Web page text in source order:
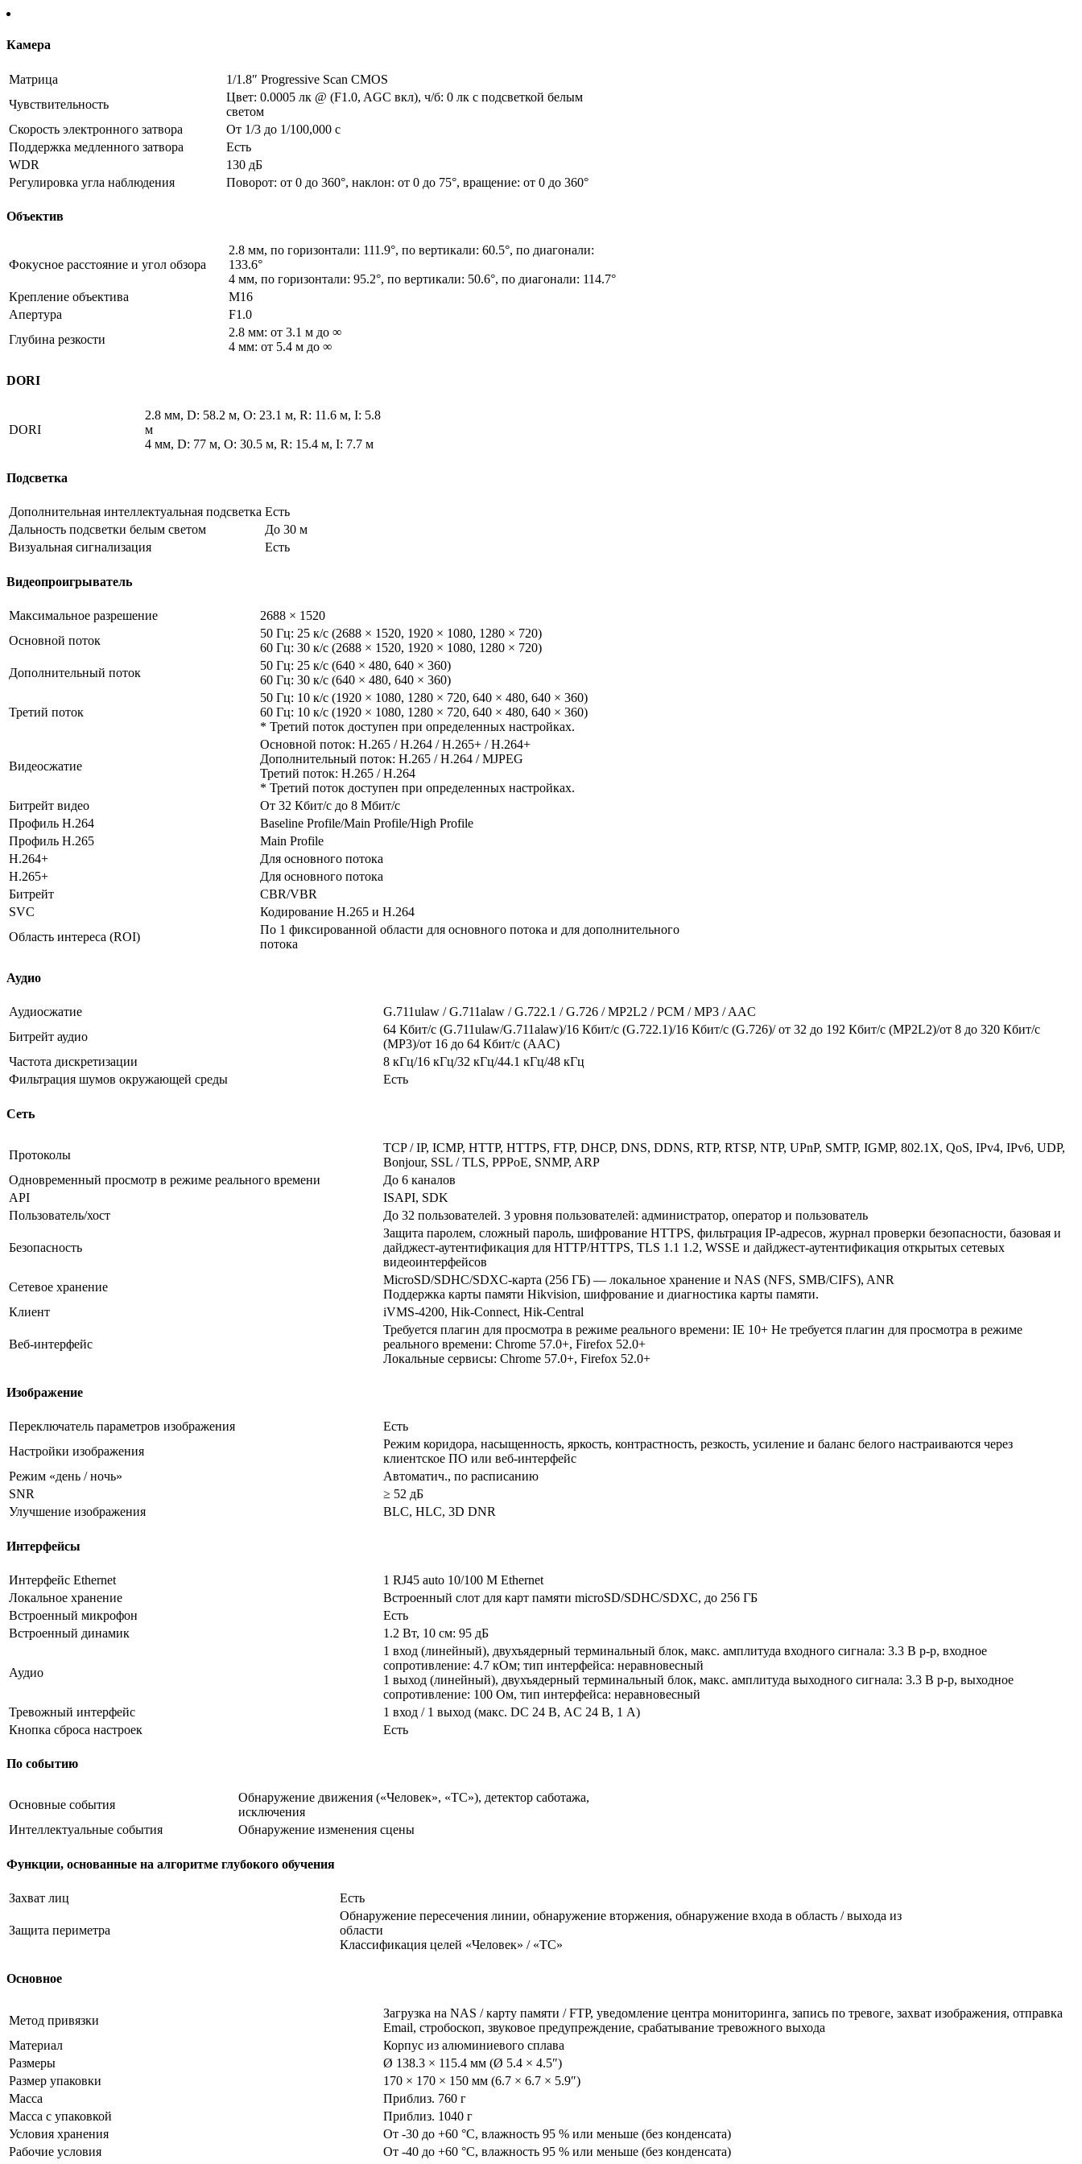
Камера
Матрица
1/1.8″ Progressive Scan CMOS
Чувствительность
Цвет: 0.0005 лк @ (F1.0, AGC вкл), ч/б: 0 лк с подсветкой белым
светом
Скорость электронного затвора
От 1/3 до 1/100,000 с
Поддержка медленного затвора
Есть
WDR
130 дБ
Регулировка угла наблюдения
Поворот: от 0 до 360°, наклон: от 0 до 75°, вращение: от 0 до 360°
Объектив
Фокусное расстояние и угол обзора
2.8 мм, по горизонтали: 111.9°, по вертикали: 60.5°, по диагонали:
133.6°
4 мм, по горизонтали: 95.2°, по вертикали: 50.6°, по диагонали: 114.7°
Крепление объектива
M16
Апертура
F1.0
Глубина резкости
2.8 мм: от 3.1 м до ∞
4 мм: от 5.4 м до ∞
DORI
DORI
2.8 мм, D: 58.2 м, O: 23.1 м, R: 11.6 м, I: 5.8
м
4 мм, D: 77 м, O: 30.5 м, R: 15.4 м, I: 7.7 м
Подсветка
Дополнительная интеллектуальная подсветка Есть
Дальность подсветки белым светом
До 30 м
Визуальная сигнализация
Есть
Видеопроигрыватель
Максимальное разрешение
2688 × 1520
Основной поток
50 Гц: 25 к/с (2688 × 1520, 1920 × 1080, 1280 × 720)
60 Гц: 30 к/с (2688 × 1520, 1920 × 1080, 1280 × 720)
Дополнительный поток
50 Гц: 25 к/с (640 × 480, 640 × 360)
60 Гц: 30 к/с (640 × 480, 640 × 360)
Третий поток
50 Гц: 10 к/с (1920 × 1080, 1280 × 720, 640 × 480, 640 × 360)
60 Гц: 10 к/с (1920 × 1080, 1280 × 720, 640 × 480, 640 × 360)
* Третий поток доступен при определенных настройках.
Видеосжатие
Основной поток: H.265 / H.264 / H.265+ / H.264+
Дополнительный поток: H.265 / H.264 / MJPEG
Третий поток: H.265 / H.264
* Третий поток доступен при определенных настройках.
Битрейт видео
От 32 Кбит/с до 8 Мбит/с
Профиль H.264
Baseline Profile/Main Profile/High Profile
Профиль H.265
Main Profile
H.264+
Для основного потока
H.265+
Для основного потока
Битрейт
CBR/VBR
SVC
Кодирование H.265 и H.264
Область интереса (ROI)
По 1 фиксированной области для основного потока и для дополнительного
потока
Аудио
Аудиосжатие
G.711ulaw / G.711alaw / G.722.1 / G.726 / MP2L2 / PCM / MP3 / AAC
Битрейт аудио
64 Кбит/с (G.711ulaw/G.711alaw)/16 Кбит/с (G.722.1)/16 Кбит/с (G.726)/ от 32 до 192 Кбит/с (MP2L2)/от 8 до 320 Кбит/с
(MP3)/от 16 до 64 Кбит/с (AAC)
Частота дискретизации
8 кГц/16 кГц/32 кГц/44.1 кГц/48 кГц
Фильтрация шумов окружающей среды
Есть
Сеть
Протоколы
TCP / IP, ICMP, HTTP, HTTPS, FTP, DHCP, DNS, DDNS, RTP, RTSP, NTP, UPnP, SMTP, IGMP, 802.1X, QoS, IPv4, IPv6, UDP,
Bonjour, SSL / TLS, PPPoE, SNMP, ARP
Одновременный просмотр в режиме реального времени
До 6 каналов
API
ISAPI, SDK
Пользователь/хост
До 32 пользователей. 3 уровня пользователей: администратор, оператор и пользователь
Безопасность
Защита паролем, сложный пароль, шифрование HTTPS, фильтрация IP-адресов, журнал проверки безопасности, базовая и
дайджест-аутентификация для HTTP/HTTPS, TLS 1.1 1.2, WSSE и дайджест-аутентификация открытых сетевых
видеоинтерфейсов
Сетевое хранение
MicroSD/SDHC/SDXC-карта (256 ГБ) — локальное хранение и NAS (NFS, SMB/CIFS), ANR
Поддержка карты памяти Hikvision, шифрование и диагностика карты памяти.
Клиент
iVMS-4200, Hik-Connect, Hik-Central
Веб-интерфейс
Требуется плагин для просмотра в режиме реального времени: IE 10+ Не требуется плагин для просмотра в режиме
реального времени: Chrome 57.0+, Firefox 52.0+
Локальные сервисы: Chrome 57.0+, Firefox 52.0+
Изображение
Переключатель параметров изображения
Есть
Настройки изображения
Режим коридора, насыщенность, яркость, контрастность, резкость, усиление и баланс белого настраиваются через
клиентское ПО или веб-интерфейс
Режим «день / ночь»
Автоматич., по расписанию
SNR
≥ 52 дБ
Улучшение изображения
BLC, HLC, 3D DNR
Интерфейсы
Интерфейс Ethernet
1 RJ45 auto 10/100 М Ethernet
Локальное хранение
Встроенный слот для карт памяти microSD/SDHC/SDXC, до 256 ГБ
Встроенный микрофон
Есть
Встроенный динамик
1.2 Вт, 10 см: 95 дБ
Аудио
1 вход (линейный), двухъядерный терминальный блок, макс. амплитуда входного сигнала: 3.3 В p-p, входное
сопротивление: 4.7 кОм; тип интерфейса: неравновесный
1 выход (линейный), двухъядерный терминальный блок, макс. амплитуда выходного сигнала: 3.3 В p-p, выходное
сопротивление: 100 Ом, тип интерфейса: неравновесный
Тревожный интерфейс
1 вход / 1 выход (макс. DC 24 В, AC 24 В, 1 А)
Кнопка сброса настроек
Есть
По событию
Основные события
Обнаружение движения («Человек», «ТС»), детектор саботажа,
исключения
Интеллектуальные события
Обнаружение изменения сцены
Функции, основанные на алгоритме глубокого обучения
Захват лиц Есть
Защита периметра
Обнаружение пересечения линии, обнаружение вторжения, обнаружение входа в область / выхода из
области
Классификация целей «Человек» / «ТС»
Основное
Метод привязки
Загрузка на NAS / карту памяти / FTP, уведомление центра мониторинга, запись по тревоге, захват изображения, отправка
Email, стробоскоп, звуковое предупреждение, срабатывание тревожного выхода
Материал
Корпус из алюминиевого сплава
Размеры
Ø 138.3 × 115.4 мм (Ø 5.4 × 4.5″)
Размер упаковки
170 × 170 × 150 мм (6.7 × 6.7 × 5.9″)
Масса
Приблиз. 760 г
Масса с упаковкой
Приблиз. 1040 г
Условия хранения
От -30 до +60 °C, влажность 95 % или меньше (без конденсата)
Рабочие условия
От -40 до +60 °C, влажность 95 % или меньше (без конденсата)